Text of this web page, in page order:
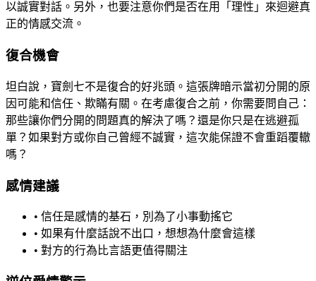
以誠實對話。另外，也要注意你們是否在用「理性」來迴避真
正的情感交流。
復合機會
坦白說，寶劍七不是復合的好兆頭。這張牌暗示當初分開的原
因可能和信任、欺瞞有關。在考慮復合之前，你需要問自己：
那些讓你們分開的問題真的解決了嗎？還是你只是在逃避孤
單？如果對方或你自己曾經不誠實，這次能保證不會重蹈覆轍
嗎？
感情建議
• 信任是感情的基石，別為了小事動搖它
• 如果有什麼話說不出口，想想為什麼會這樣
• 對方的行為比言語更值得關注